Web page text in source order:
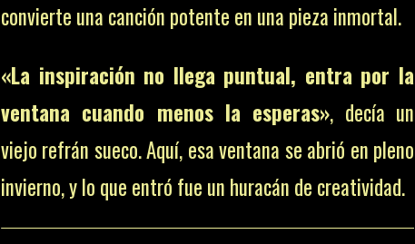
convierte una canción potente en una pieza inmortal.
«La inspiración no llega puntual, entra por la
ventana cuando menos la esperas», decía un
viejo refrán sueco. Aquí, esa ventana se abrió en pleno
invierno, y lo que entró fue un huracán de creatividad.